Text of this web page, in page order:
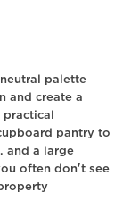
palette
and create a
pantry to
and a large
often don't see